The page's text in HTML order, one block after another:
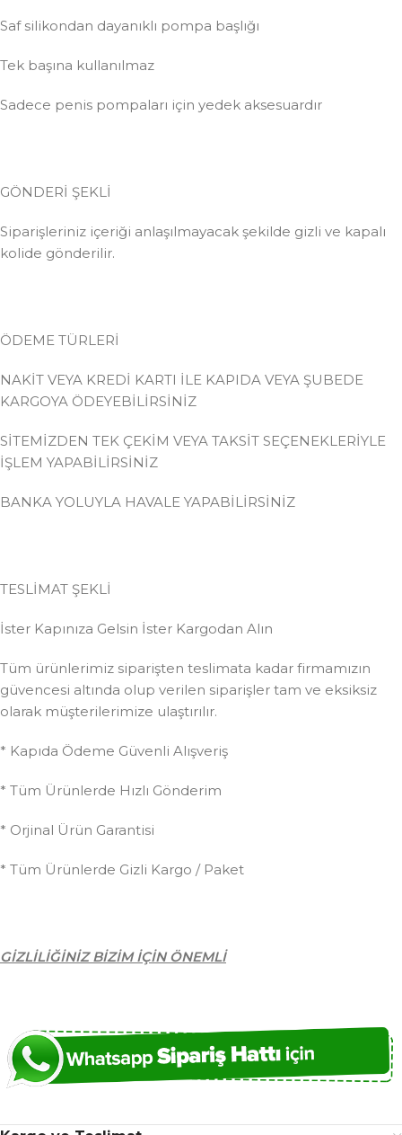
Saf silikondan dayanıklı pompa başlığı
Tek başına kullanılmaz
Sadece penis pompaları için yedek aksesuardır
GÖNDERİ ŞEKLİ
Siparişleriniz içeriği anlaşılmayacak şekilde gizli ve kapalı
kolide gönderilir.
ÖDEME TÜRLERİ
NAKİT VEYA KREDİ KARTI İLE KAPIDA VEYA ŞUBEDE
KARGOYA ÖDEYEBİLİRSİNİZ
SİTEMİZDEN TEK ÇEKİM VEYA TAKSİT SEÇENEKLERİYLE
İŞLEM YAPABİLİRSİNİZ
BANKA YOLUYLA HAVALE YAPABİLİRSİNİZ
TESLİMAT ŞEKLİ
İster Kapınıza Gelsin İster Kargodan Alın
Tüm ürünlerimiz siparişten teslimata kadar firmamızın
güvencesi altında olup verilen siparişler tam ve eksiksiz
olarak müşterilerimize ulaştırılır.
* Kapıda Ödeme Güvenli Alışveriş
* Tüm Ürünlerde Hızlı Gönderim
* Orjinal Ürün Garantisi
* Tüm Ürünlerde Gizli Kargo / Paket
GİZLİLİĞİNİZ BİZİM İÇİN ÖNEMLİ